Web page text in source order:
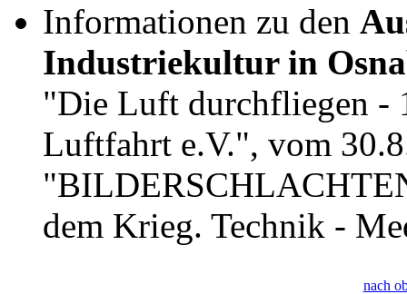
Informationen zu den
Industriekultur in
"Die Luft durchfliegen -
Luftfahrt e.V.", vom
dem Krieg. Technik -
nach